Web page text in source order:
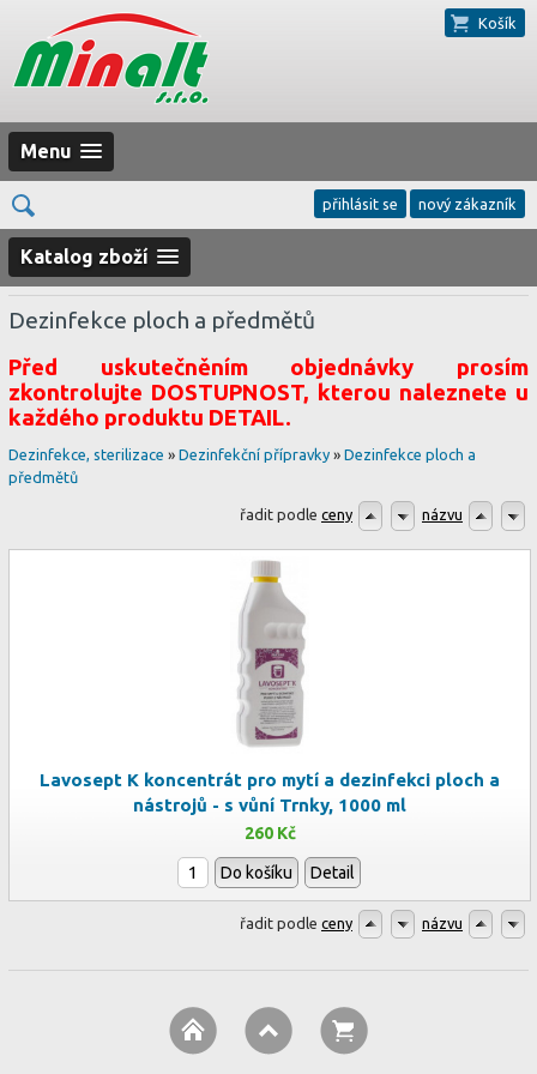
Košík
Menu
přihlásit se nový zákazník
Katalog zboží
Dezinfekce ploch a předmětů
Před uskutečněním objednávky prosím
zkontrolujte DOSTUPNOST, kterou naleznete u
každého produktu DETAIL.
Dezinfekce, sterilizace » Dezinfekční přípravky » Dezinfekce ploch a
předmětů
řadit podle ceny názvu
Lavosept K koncentrát pro mytí a dezinfekci ploch a
nástrojů - s vůní Trnky, 1000 ml
260 Kč
Do košíku Detail
řadit podle ceny názvu